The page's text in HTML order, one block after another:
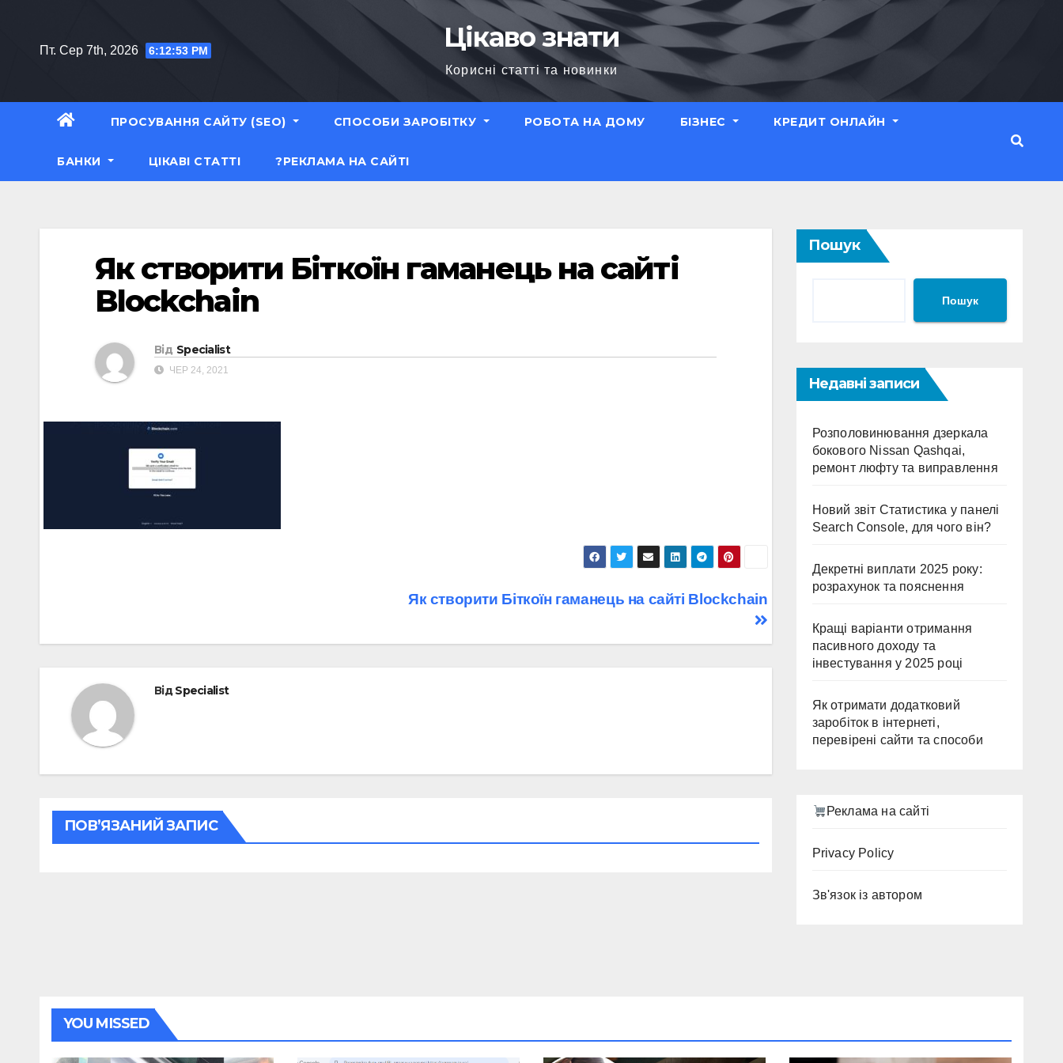
Пт. Сер 7th, 2026 6:12:53 PM Цікаво знати
Корисні статті та новинки
ПРОСУВАННЯ САЙТУ (SEO) СПОСОБИ ЗАРОБІТКУ РОБОТА НА ДОМУ БІЗНЕС КРЕДИТ ОНЛАЙН
БАНКИ ЦІКАВІ СТАТТІ ?РЕКЛАМА НА САЙТІ
Як створити Біткоїн гаманець на сайті
Blockchain
Від Specialist
ЧЕР 24, 2021
записів
Як створити Біткоїн гаманець на сайті Blockchain
ВідSpecialist
ПОВ’ЯЗАНИЙ ЗАПИС
Пошук
Пошук
Недавні записи
Розполовинювання дзеркала
бокового Nissan Qashqai,
ремонт люфту та виправлення
Новий звіт Статистика у панелі
Search Console, для чого він?
Декретні виплати 2025 року:
розрахунок та пояснення
Кращі варіанти отримання
пасивного доходу та
інвестування у 2025 році
Як отримати додатковий
заробіток в інтернеті,
перевірені сайти та способи
Реклама на сайті
Privacy Policy
Зв'язок із автором
YOU MISSED